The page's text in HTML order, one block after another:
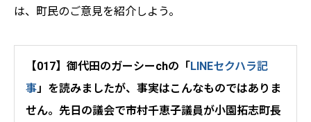
は、町民のご意見を紹介しよう。
【017】御代田のガーシーchの「 LINEセクハラ記
事」を読みましたが、事実はこんなものではありま
せん。先日の議会で市村千恵子議員が小園拓志町長